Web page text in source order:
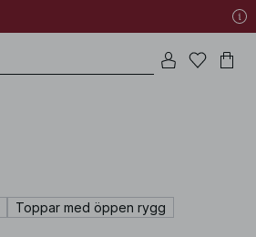
Toppar med öppen rygg